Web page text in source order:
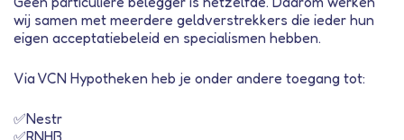
wij samen met meerdere geldverstrekkers die ieder hun
eigen acceptatiebeleid en specialismen hebben.
Via VCN Hypotheken heb je onder andere toegang tot:
✅Nestr
✅RNHB